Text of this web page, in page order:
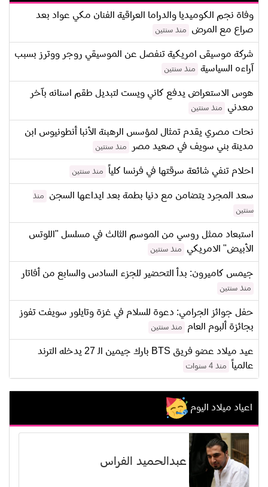
وفاة نجم الكوميديا والدراما العراقية الفنان مكي عواد بعد
صراع مع المرض
منذ سنتين
شركة موسيقى امريكية تنفصل عن الموسيقي روجر ووترز بسبب
آراءه السياسية
منذ سنتين
هوس الاستعراض يدفع كاني ويست لتبديل طقم اسنانه بآخر
معدني
منذ سنتين
نحات مصري يقدم تمثال لمؤسس الرهبنة الأنبا أنطونيوس ابن
مدينة بني سويف في صعيد مصر
منذ سنتين
احلام تنفي شائعة سرقتها في فرنسا كلياً منذ سنتين
سعد المجرد يتضامن مع دنيا بطمة بعد ايداعها السجن
منذ
سنتين
استبعاد ممثل روسي من الموسم الثالث في مسلسل "اللوتس
الأبيض" الامريكي
منذ سنتين
جيمس كاميرون: بدأ التحضير للجزء السادس والسابع من أفاتار
منذ سنتين
حفل جوائز الجرامي: دعوة للسلام في غزة وتايلور سويفت تفوز
بجائزة ألبوم العام
منذ سنتين
عيد ميلاد عضو فريق BTS بارك جيمين الـ 27 يدخله الترند
عالمياً
منذ 4 سنوات
اعياد ميلاد اليوم
عبدالحميد الفراس